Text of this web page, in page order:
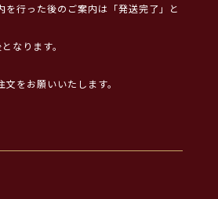
を行った後のご案内は「発送完了」と
なります。
をお願いいたします。